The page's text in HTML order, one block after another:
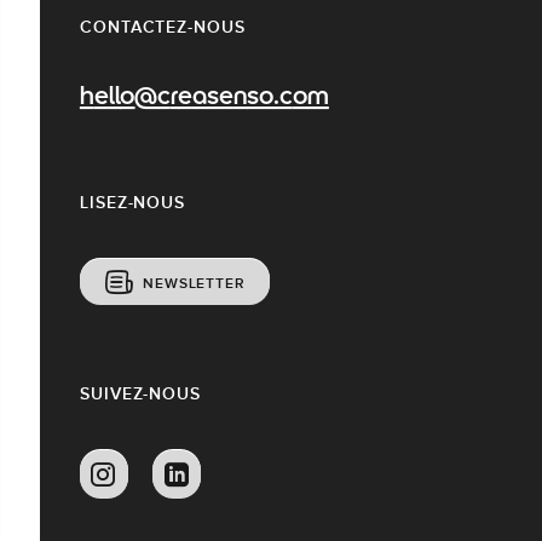
CONTACTEZ-NOUS
hello@creasenso.com
LISEZ-NOUS
NEWSLETTER
SUIVEZ-NOUS